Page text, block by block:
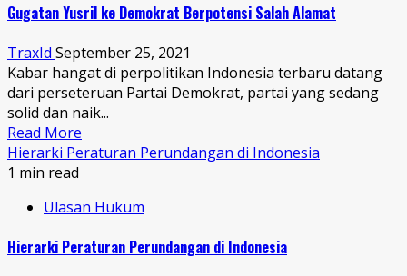
Gugatan Yusril ke Demokrat Berpotensi Salah Alamat
TraxId September 25, 2021
Kabar hangat di perpolitikan Indonesia terbaru datang
dari perseteruan Partai Demokrat, partai yang sedang
solid dan naik...
Read More
Hierarki Peraturan Perundangan di Indonesia
1 min read
Ulasan Hukum
Hierarki Peraturan Perundangan di Indonesia